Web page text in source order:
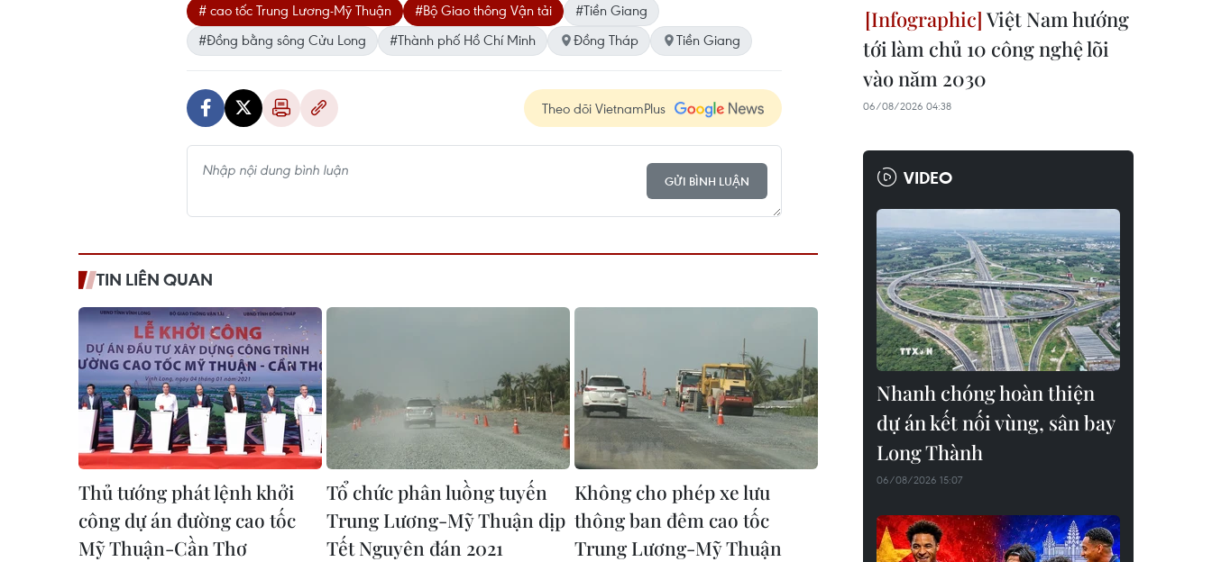
# cao tốc Trung Lương-Mỹ Thuận #Bộ Giao thông Vận tải
#Tiền Giang
#Đồng bằng sông Cửu Long
#Thành phố Hồ Chí Minh Đồng Tháp Tiền Giang
Theo dõi VietnamPlus
GỬI BÌNH LUẬN
TIN LIÊN QUAN
Thủ tướng phát lệnh khởi
công dự án đường cao tốc
Mỹ Thuận-Cần Thơ
Tổ chức phân luồng tuyến
Trung Lương-Mỹ Thuận dịp
Tết Nguyên đán 2021
Không cho phép xe lưu
thông ban đêm cao tốc
Trung Lương-Mỹ Thuận
Việt Nam hướng
tới làm chủ 10 công nghệ lõi
vào năm 2030
06/08/2026 04:38
VIDEO
Nhanh chóng hoàn thiện
dự án kết nối vùng, sân bay
Long Thành
06/08/2026 15:07